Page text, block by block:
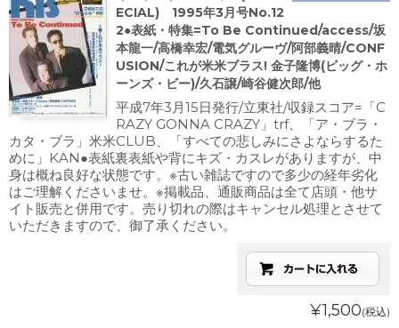
ECIAL) 1995年3月号No.12
2●表紙・特集=To Be Continued/access/坂
本龍一/高橋幸宏/電気グルーヴ/阿部義晴/CONF
USION/これが米米ブラス! 金子隆博(ビッグ・ホ
ーンズ・ビー)/久石譲/崎谷健次郎/他
平成7年3月15日発行/立東社/収録スコア=「C
RAZY GONNA CRAZY」trf、「ア・ブラ・
カタ・ブラ」米米CLUB、「すべての悲しみにさよならするた
めに」KAN●表紙裏表紙や背にキズ・カスレがありますが、中
身は概ね良好な状態です。※古い雑誌ですので多少の経年劣化
はご理解くださいませ。※掲載品、通販商品は全て店頭・他サ
イト販売と併用です。売り切れの際はキャンセル処理とさせて
いただきますので、御了承ください。
¥1,500(税込)